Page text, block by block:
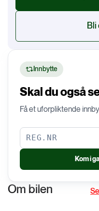
Innbytte
Skal du også
Få et uforpliktende
Kom i
Om bilen